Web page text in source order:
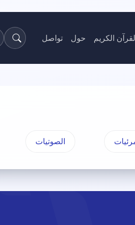
الكريم حول تواصل بحث
الصوتيات